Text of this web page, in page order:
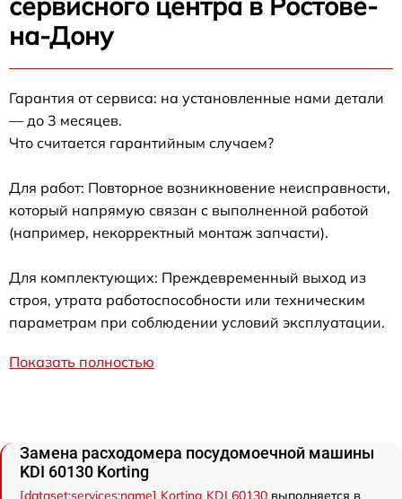
на-Дону
Гарантия от сервиса: на установленные нами детали
— до 3 месяцев.
Что считается гарантийным случаем?
Для работ: Повторное возникновение неисправности,
который напрямую связан с выполненной работой
(например, некорректный монтаж запчасти).
Для комплектующих: Преждевременный выход из
строя, утрата работоспособности или техническим
параметрам при соблюдении условий эксплуатации.
Показать полностью
Замена расходомера посудомоечной машины
KDI 60130 Korting
[dataset:services:name] Korting KDI 60130 выполняется в